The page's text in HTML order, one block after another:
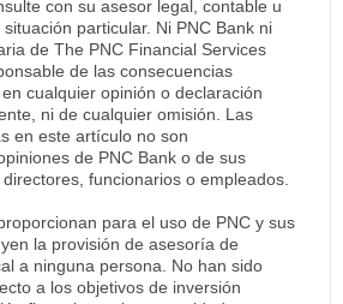
con su asesor legal, contable u
particular. Ni PNC Bank ni
de The PNC Financial Services
de las consecuencias
cualquier opinión o declaración
ni de cualquier omisión. Las
en este artículo no son
de PNC Bank o de sus
funcionarios o empleados.
para el uso de PNC y sus
la provisión de asesoría de
a ninguna persona. No han sido
a los objetivos de inversión